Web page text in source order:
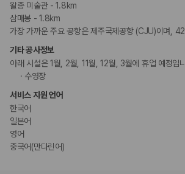
왈종 미술관 - 1.8km
삼매봉 - 1.8km
가장 가까운 주요 공항은 제주국제공항 (CJU)이며,
기타 공사정보
아래 시설은 1월, 2월, 11월, 12월, 3월에 휴업 예정입
수영장
서비스 지원 언어
한국어
일본어
영어
중국어(만다린어)